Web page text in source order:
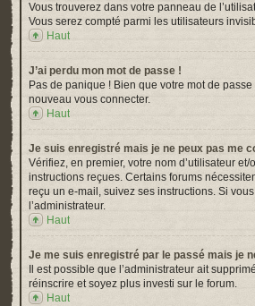
Vous trouverez dans votre panneau de
Vous serez compté parmi les utilisateurs
Haut
J’ai perdu mon mot de passe !
Pas de panique ! Bien que votre mot de
nouveau vous connecter.
Haut
Je suis enregistré mais je ne peux pas me
Vérifiez, en premier, votre nom d’utilisateur
instructions reçues. Certains forums
reçu un e-mail, suivez ses instructions. Si
l’administrateur.
Haut
Je me suis enregistré par le passé mais je
Il est possible que l’administrateur ait
réinscrire et soyez plus investi sur le forum.
Haut